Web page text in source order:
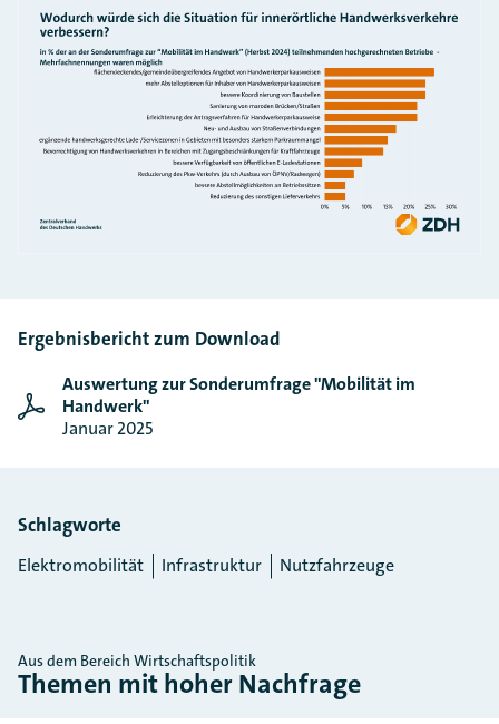
Ergebnisbericht zum Download
Auswertung zur Sonderumfrage "Mobilität im
Handwerk"
Januar 2025
Schlagworte
Elektromobilität Infrastruktur Nutzfahrzeuge
Aus dem Bereich Wirtschaftspolitik
Themen mit hoher Nachfrage